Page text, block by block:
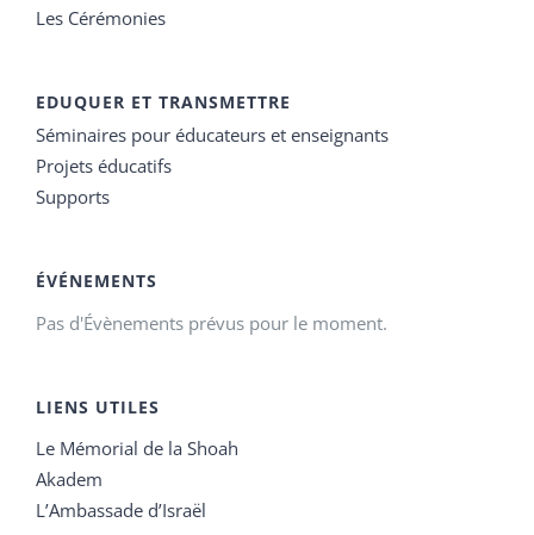
Les Cérémonies
EDUQUER ET TRANSMETTRE
Séminaires pour éducateurs et enseignants
Projets éducatifs
Supports
ÉVÉNEMENTS
Pas d'Évènements prévus pour le moment.
LIENS UTILES
Le Mémorial de la Shoah
Akadem
L’Ambassade d’Israël